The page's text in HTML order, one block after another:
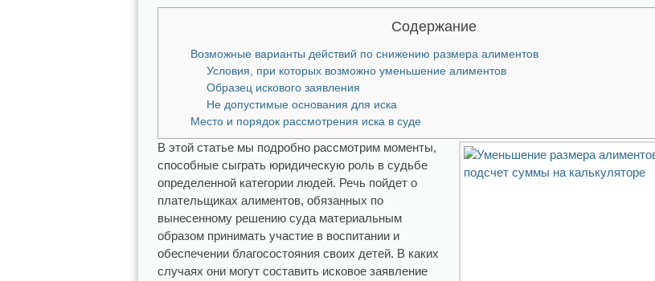
Содержание
Возможные варианты действий по снижению размера алиментов
Условия, при которых возможно уменьшение алиментов
Образец искового заявления
Не допустимые основания для иска
Место и порядок рассмотрения иска в суде
В этой статье мы подробно рассмотрим моменты,
способные сыграть юридическую роль в судьбе
определенной категории людей. Речь пойдет о
плательщиках алиментов, обязанных по
вынесенному решению суда материальным
образом принимать участие в воспитании и
обеспечении благосостояния своих детей. В каких
случаях они могут составить исковое заявление